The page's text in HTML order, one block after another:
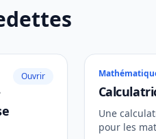
Ouvrir
Une
pour les